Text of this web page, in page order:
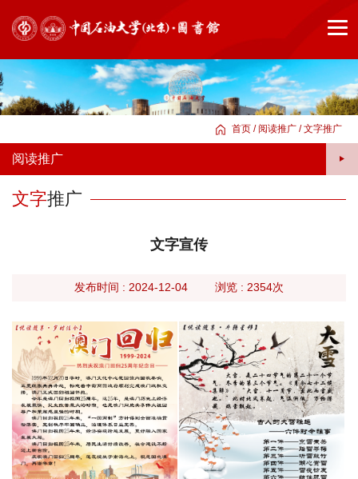
首
页
本
馆
概
首页 /阅读推广 /文字推广
阅读推广
文字推广
文字宣传
发布时间 : 2024-12-04 浏览 : 2354次